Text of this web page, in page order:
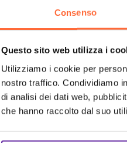
Consenso
Questo sito web utilizza i
Utilizziamo i cookie per
nostro traffico. Condividiamo
di analisi dei dati web,
che hanno raccolto dal suo
per emergere nel
i tuoi concorrenti ti
per una consulenza
nellaconsulenza